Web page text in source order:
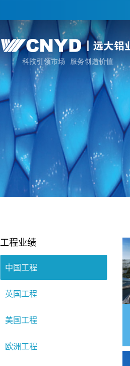
工程业绩
中国工程
英国工程
美国工程
欧洲工程